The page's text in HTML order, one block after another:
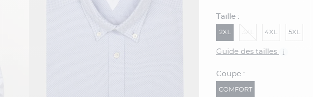
Taille :
2XL 4XL 5XL
Guide des tailles i
Coupe :
COMFORT